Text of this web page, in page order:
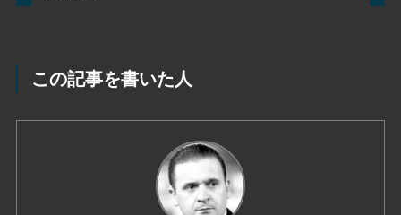
この記事を書いた人